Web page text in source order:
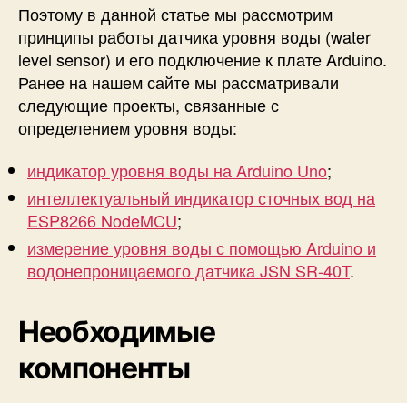
е
г
о
п
о
ю
ч
ь
к
Поэтому в данной статье мы рассмотрим
принципы работы датчика уровня воды (water
level sensor) и его подключение к плате Arduino.
Ранее на нашем сайте мы рассматривали
следующие проекты, связанные с
определением уровня воды:
индикатор уровня воды на Arduino Uno;
интеллектуальный индикатор сточных вод на
ESP8266 NodeMCU;
измерение уровня воды с помощью Arduino и
водонепроницаемого датчика JSN SR-40T.
Необходимые
компоненты